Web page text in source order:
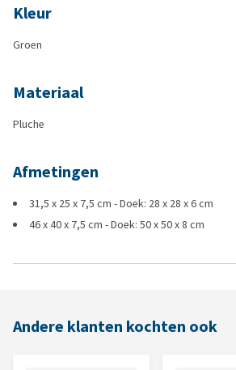
Kleur
Groen
Materiaal
Pluche
Afmetingen
31,5 x 25 x 7,5 cm - Doek: 28 x 28 x 6 cm
46 x 40 x 7,5 cm - Doek: 50 x 50 x 8 cm
Andere klanten kochten ook